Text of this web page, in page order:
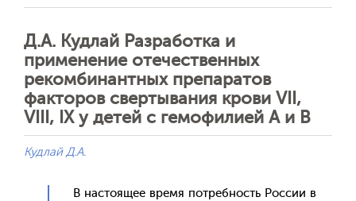
Д.А. Кудлай Разработка и
применение отечественных
рекомбинантных препаратов
факторов свертывания крови VII,
VIII, IX у детей с гемофилией А и B
Кудлай Д.А.
В нас­то­ящее вре­мя пот­ребность Рос­сии в